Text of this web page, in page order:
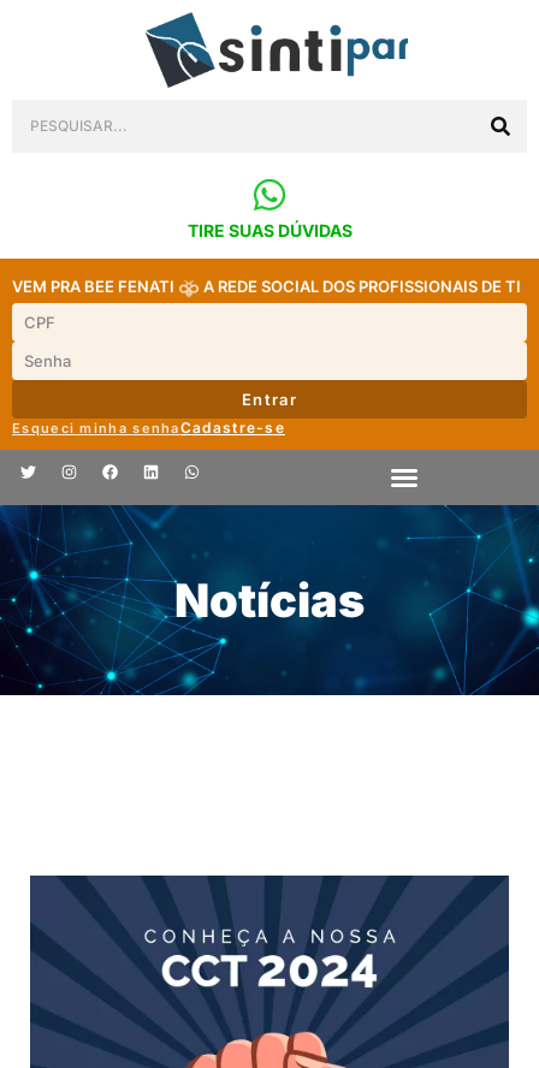
TIRE SUAS DÚVIDAS
VEM PRA BEE FENATI A REDE SOCIAL DOS PROFISSIONAIS DE TI
Entrar
Esqueci minha senhaCadastre-se
Notícias